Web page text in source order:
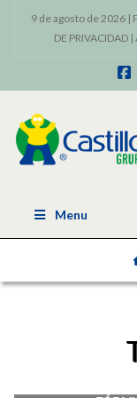
9 de agosto de 2026 |
DE PRIVACIDAD|
Menu